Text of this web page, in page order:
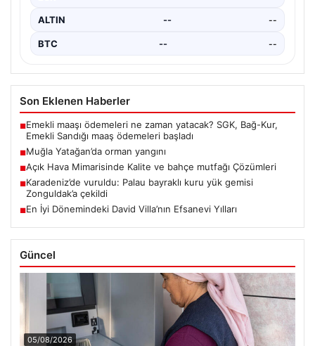
ALTIN -- --
BTC -- --
Son Eklenen Haberler
■Emekli maaşı ödemeleri ne zaman yatacak? SGK, Bağ-Kur,
Emekli Sandığı maaş ödemeleri başladı
■Muğla Yatağan’da orman yangını
■Açık Hava Mimarisinde Kalite ve bahçe mutfağı Çözümleri
■Karadeniz’de vuruldu: Palau bayraklı kuru yük gemisi
Zonguldak’a çekildi
■En İyi Dönemindeki David Villa’nın Efsanevi Yılları
Güncel
05/08/2026